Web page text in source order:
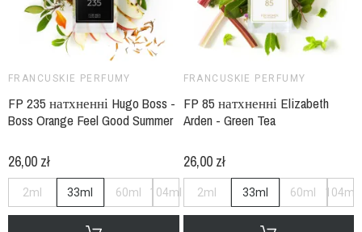
FRANCUSKIE PERFUMY
FP 235 натхненні Hugo Boss -
Boss Orange Feel Good Summer
26,00 zł
2ml 33ml 60ml 104ml
FRANCUSKIE PERFUMY
FP 85 натхненні Elizabeth
Arden - Green Tea
26,00 zł
2ml 33ml 60ml 104ml